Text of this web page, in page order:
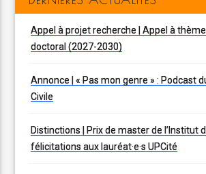
Appel à projet recherche | Appel à
doctoral (2027-2030)
Annonce | « Pas mon genre » : Podcast
Civile
Distinctions | Prix de master de l’Institut
félicitations aux lauréat·e·s UPCité